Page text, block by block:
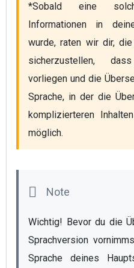
*Sobald eine
Informationen in
wurde, raten wir dir,
sicherzustellen,
vorliegen und die
Sprache, in der die
komplizierteren
möglich.
Wichtig! Bevor du die
Sprachversion
Sprache deines